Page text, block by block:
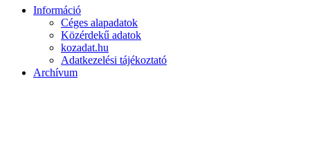
Információ
Céges alapadatok
Közérdekű adatok
kozadat.hu
Adatkezelési tájékoztató
Archívum